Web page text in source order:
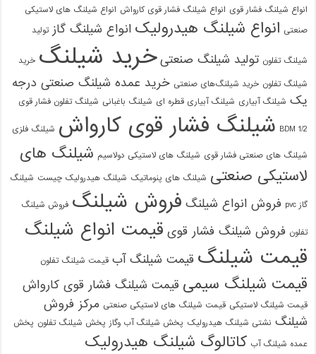
انواع شیلنگ فشار قوی انواع شیلنگ فشار قوی کارواش انواع شیلنگ های لاستیکی
صنعتی انواع شیلنگ هیدرولیک انواع شیلنگ گاز تولید
شیلنگ تفلون تولید شیلنگ صنعتی خرید شیلنگ خرید
شیلنگ تفلون خرید شیلنگ‌های صنعتی خرید عمده شیلنگ صنعتی درجه
یک شیلنگ آبیاری شیلنگ آبیاری قطره ای شیلنگ باغبانی شیلنگ تفلون فشار قوی
1/2 BDM شیلنگ فشار قوی کارواش شیلنگ فلزی
شیلنگ های صنعتی فشار قوی شیلنگ های لاستیکی دولاسیم شیلنگ های
لاستیکی صنعتی شیلنگ های پنوماتیک شیلنگ هیدرولیک چیست شیلنگ
گاز pvc فروش انواع شیلنگ فروش شیلنگ فروش شیلنگ
تفلون فروش شیلنگ فشار قوی قیمت انواع شیلنگ
قیمت شیلنگ قیمت شیلنگ آب قیمت شیلنگ تفلون
قیمت شیلنگ سیمی قیمت شیلنگ فشار قوی کارواش
قیمت شیلنگ لاستیکی قیمت شیلنگ های لاستیکی صنعتی مرکز فروش
شیلنگ نشتی شیلنگ هیدرولیک پخش شیلنگ آب وگاز پخش شیلنگ تفلون پخش
عمده شیلنگ آب کاتالوگ شیلنگ هیدرولیک